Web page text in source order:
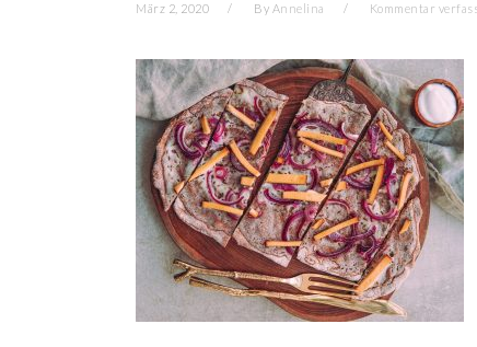
März 2, 2020 By Annelina Kommentar